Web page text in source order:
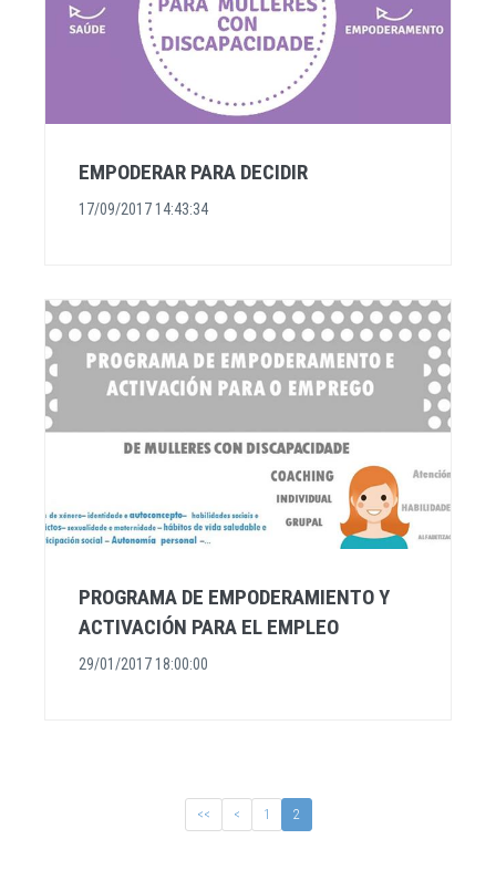
EMPODERAR PARA DECIDIR
17/09/2017 14:43:34
PROGRAMA DE EMPODERAMIENTO Y
ACTIVACIÓN PARA EL EMPLEO
29/01/2017 18:00:00
<< < 1 2